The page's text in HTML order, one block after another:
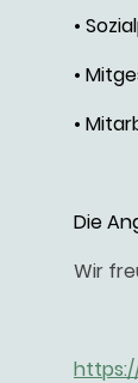
•
•
•
Die
Wir